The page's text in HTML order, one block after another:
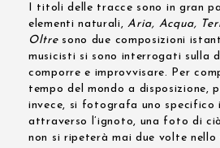
I titoli delle tracce sono in gran
elementi naturali,Aria, Acqua,
Oltre sono due composizioni
musicisti si sono interrogati sulla
comporre e improvvisare. Per
tempo del mondo a disposizione,
invece, si fotografa uno specifico
attraverso l’ignoto, una foto di
non si ripeterà mai due volte nello